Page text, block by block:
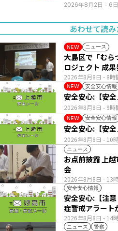
2026年8月2日 - 6
あわせて読
NEW ニュース
2026年8月8日 - 8時
大島区で「むら
ロジェクト 成
NEW 安全安心情報
2026年8月8日 - 9時
安全安心:【安
NEW 安全安心情報
2026年8月8日 - 10
安全安心:【安
ニュース
2026年8月8日 - 13
お点前披露 上
会
安全安心情報
2026年8月8日 - 14
安全安心:【注
症警戒アラート
ニュース 警察